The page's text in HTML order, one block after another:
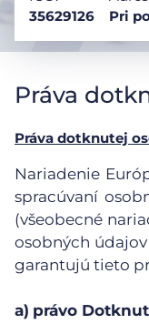
35629126
Pri
Práva
Práva dotknutej
Nariadenie
spracúvaní
(všeobecné
osobných
garantujú tieto
a) právo